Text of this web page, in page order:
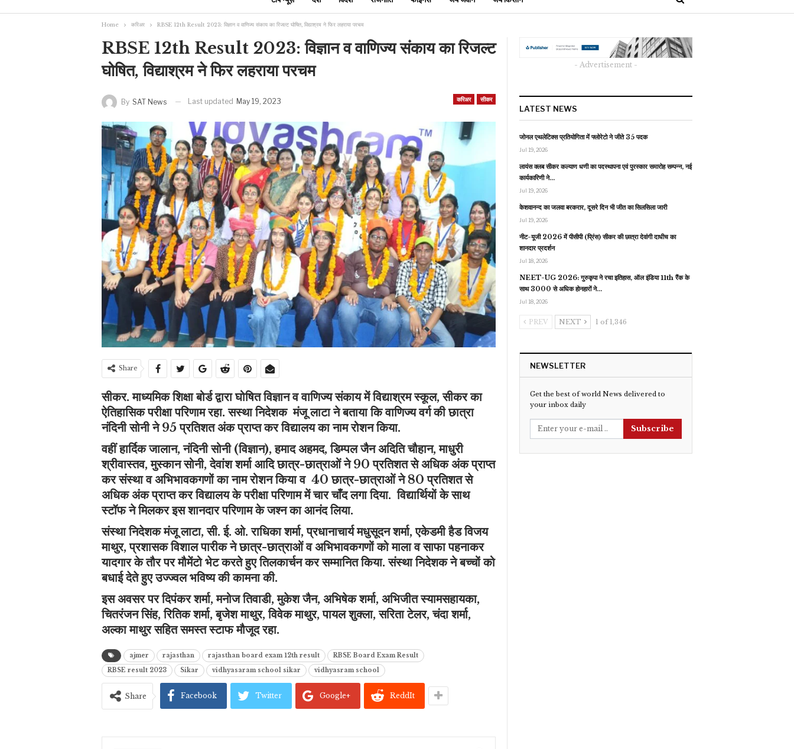
Home करिअर RBSE 12th Result 2023: विज्ञान व वाणिज्य संकाय का रिजल्‍ट घोषित, विद्याश्रम ने फिर लहराया परचम
RBSE 12th Result 2023: विज्ञान व वाणिज्य संकाय का रिजल्‍ट
घोषित, विद्याश्रम ने फिर लहराया परचम
करिअर सीकर
By SAT News Last updated May 19, 2023
Share
सीकर. माध्यमिक शिक्षा बोर्ड द्वारा घोषित विज्ञान व वाणिज्य संकाय में विद्याश्रम स्कूल, सीकर का
ऐतिहासिक परीक्षा परिणाम रहा. सस्था निदेशक मंजू लाटा ने बताया कि वाणिज्य वर्ग की छात्रा
नंदिनी सोनी ने 95 प्रतिशत अंक प्राप्त कर विद्यालय का नाम रोशन किया.
वहीं हार्दिक जालान, नंदिनी सोनी (विज्ञान), हमाद अहमद, डिम्पल जैन अदिति चौहान, माधुरी
श्रीवास्तव, मुस्कान सोनी, देवांश शर्मा आदि छात्र-छात्राओं ने 90 प्रतिशत से अधिक अंक प्राप्त
कर संस्था व अभिभावकगणों का नाम रोशन किया व 40 छात्र-छात्राओं ने 80 प्रतिशत से
अधिक अंक प्राप्त कर विद्यालय के परीक्षा परिणाम में चार चाँद लगा दिया. विद्यार्थियों के साथ
स्टॉफ ने मिलकर इस शानदार परिणाम के जश्न का आनंद लिया.
संस्था निदेशक मंजू लाटा, सी. ई. ओ. राधिका शर्मा, प्रधानाचार्य मधुसूदन शर्मा, एकेडमी हैड विजय
माथुर, प्रशासक विशाल पारीक ने छात्र-छात्राओं व अभिभावकगणों को माला व साफा पहनाकर
यादगार के तौर पर मौमेंटो भेट करते हुए तिलकार्चन कर सम्मानित किया. संस्था निदेशक ने बच्चों को
बधाई देते हुए उज्ज्वल भविष्य की कामना की.
इस अवसर पर दिपंकर शर्मा, मनोज तिवाडी, मुकेश जैन, अभिषेक शर्मा, अभिजीत स्यामसहायका,
चितरंजन सिंह, रितिक शर्मा, बृजेश माथुर, विवेक माथुर, पायल शुक्ला, सरिता टेलर, चंदा शर्मा,
अल्का माथुर सहित समस्त स्टाफ मौजूद रहा.
ajmer rajasthan rajasthan board exam 12th result
RBSE Board Exam Result
RBSE result 2023
Sikar vidhyasaram school sikar vidhyasram school
Share Facebook Twitter Google+ ReddIt
- Advertisement -
LATEST NEWS
जोनल एथलेटिक्स प्रतियोगिता में फ्लोरेटो ने जीते 35 पदक
Jul 19, 2026
लायंस क्लब सीकर कल्याण धणी का पदस्थापना एवं पुरस्कार समारोह सम्पन्न, नई
कार्यकारिणी ने…
Jul 19, 2026
केशवानन्द का जलवा बरकरार, दूसरे दिन भी जीत का सिलसिला जारी
Jul 19, 2026
नीट-यूजी 2026 में पीसीपी (प्रिंस) सीकर की छात्रा देवांगी दाधीच का
शानदार प्रदर्शन
Jul 18, 2026
NEET-UG 2026: गुरुकृपा ने रचा इतिहास, ऑल इंडिया 11th रैंक के
साथ 3000 से अधिक होनहारों ने…
Jul 18, 2026
PREV NEXT 1 of 1,346
NEWSLETTER
Get the best of world News delivered to
your inbox daily
Subscribe